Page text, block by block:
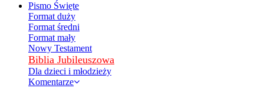
Pismo Święte
Format duży
Format średni
Format mały
Nowy Testament
Biblia Jubileuszowa
Dla dzieci i młodzieży
Komentarze